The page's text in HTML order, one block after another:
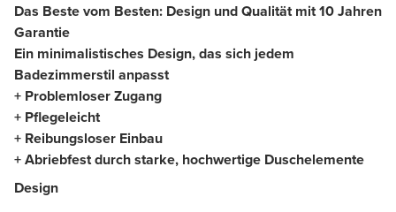
Das Beste vom Besten: Design und Qualität mit 10 Jahren
Garantie
Ein minimalistisches Design, das sich jedem
Badezimmerstil anpasst
+ Problemloser Zugang
+ Pflegeleicht
+ Reibungsloser Einbau
+ Abriebfest durch starke, hochwertige Duschelemente
Design